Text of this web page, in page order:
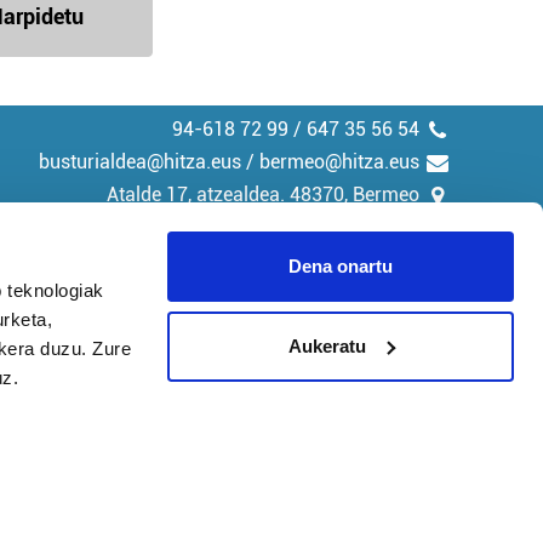
duzu. Zure
Dena onartu
Aukeratu
94-618 72 99 / 647 35 56 54
busturialdea@hitza.eus / bermeo@hitza.eus
Atalde 17, atzealdea. 48370, Bermeo
Cookieak